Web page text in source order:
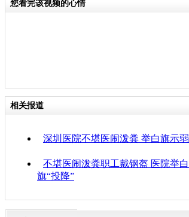
您看完该视频的心情
相关报道
深圳医院不堪医闹泼粪 举白旗示弱
不堪医闹泼粪职工戴钢盔 医院举白
旗“投降”